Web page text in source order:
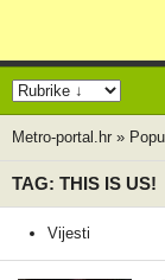
Metro-portal.hr »
TAG: THIS IS US!
Vijesti